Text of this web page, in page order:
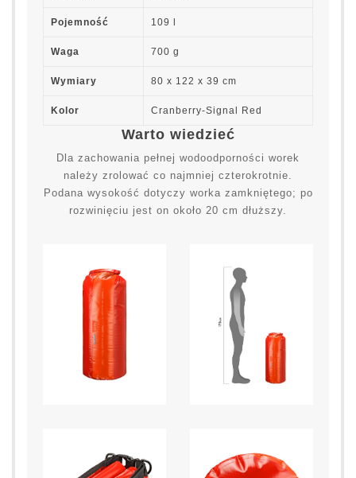
Pojemność 109 l
Waga 700 g
Wymiary 80 x 122 x 39 cm
Kolor Cranberry-Signal Red
Warto wiedzieć
Dla zachowania pełnej wodoodporności worek
należy zrolować co najmniej czterokrotnie.
Podana wysokość dotyczy worka zamkniętego; po
rozwinięciu jest on około 20 cm dłuższy.